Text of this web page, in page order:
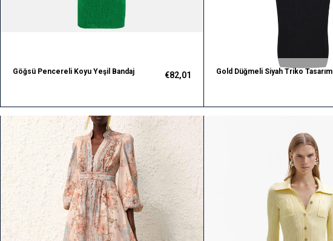
Göğsü Pencereli Koyu Yeşil Bandaj
€82,01
Gold Düğmeli Siyah Triko Tasarım